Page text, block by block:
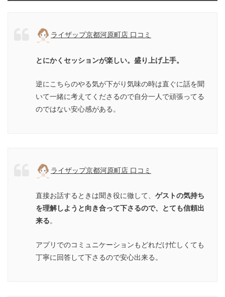
ライザップ京都河原町店 口コミ
とにかくセッションが楽しい。盛り上げ上手。
逆にこちらのやる気が下がり気味の時は直ぐに話を聞
いて一緒に考えてくださるので自分一人で頑張ってる
のではない安心感がある。
ライザップ京都河原町店 口コミ
直接お話するときは聞き役に徹して、 ゲストの気持ち
を理解しようと向き合って下さるので、とても信頼出
来る。
アプリでのコミュニケーションもどれだけ忙しくても
丁寧に回答して下さるので安心出来る。